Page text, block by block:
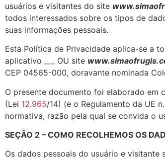
usuários e visitantes do site
todos interessados sobre os tipos de
suas informações pessoais.
Esta Política de Privacidade aplica-se a
aplicativo ___ OU site
CEP 04565-000, doravante nominada
O presente documento foi elaborado em
(Lei 12.965/14) (e o Regulamento da UE
normativa, razão pela qual se convida o
SEÇÃO 2 – COMO RECOLHEMOS OS
Os dados pessoais do usuário e